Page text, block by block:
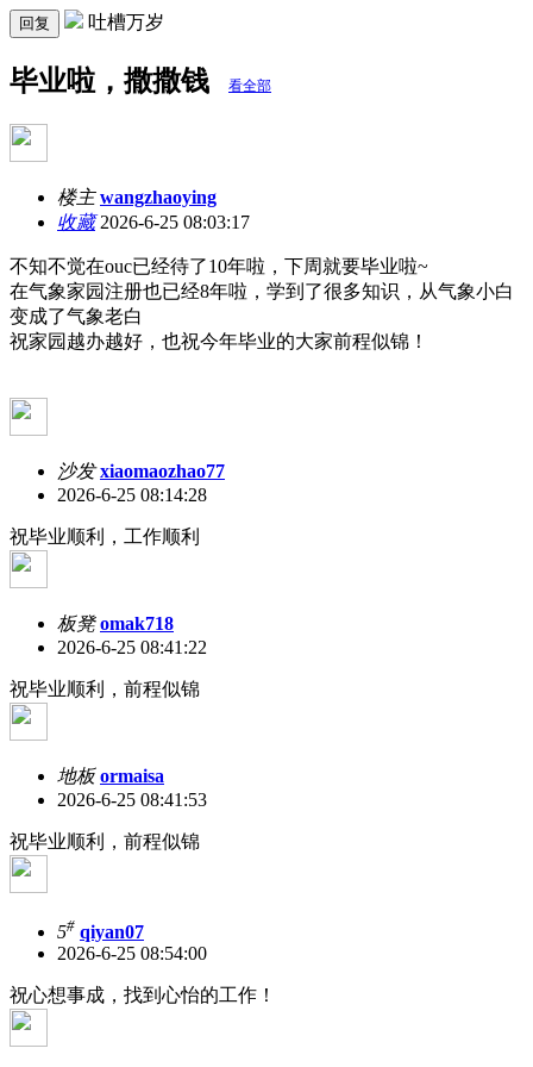
回复 吐槽万岁
毕业啦，撒撒钱 看全部
楼主 wangzhaoying
收藏2026-6-25 08:03:17
不知不觉在ouc已经待了10年啦，下周就要毕业啦~
在气象家园注册也已经8年啦，学到了很多知识，从气象小白
变成了气象老白
祝家园越办越好，也祝今年毕业的大家前程似锦！
沙发 xiaomaozhao77
2026-6-25 08:14:28
祝毕业顺利，工作顺利
板凳 omak718
2026-6-25 08:41:22
祝毕业顺利，前程似锦
地板 ormaisa
2026-6-25 08:41:53
祝毕业顺利，前程似锦
5# qiyan07
2026-6-25 08:54:00
祝心想事成，找到心怡的工作！